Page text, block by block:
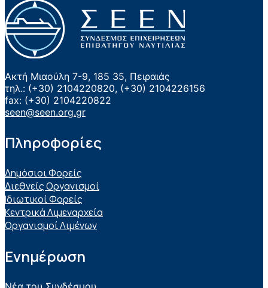
Ακτή Μιαούλη 7-9, 185 35, Πειραιάς
τηλ.: (+30) 2104220820, (+30) 2104226156
fax: (+30) 2104220822
seen@seen.org.gr
Πληροφορίες
Δημόσιοι Φορείς
Διεθνείς Οργανισμοί
Ιδιωτικοί Φορείς
Κεντρικά Λιμεναρχεία
Οργανισμοί Λιμένων
Ενημέρωση